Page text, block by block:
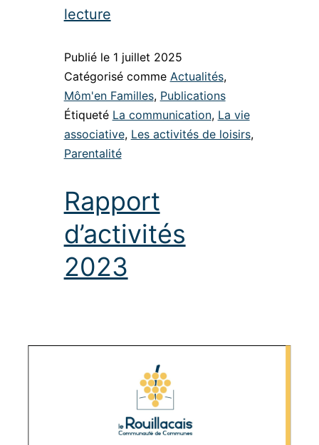
lecture
Publié le 1 juillet 2025
Catégorisé comme Actualités,
Môm'en Familles, Publications
Étiqueté La communication, La vie
associative, Les activités de loisirs,
Parentalité
Rapport
d’activités
2023